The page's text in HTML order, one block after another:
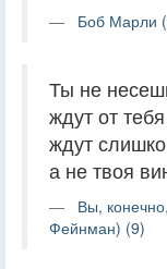
Боб Марли
Ты не
ждут от
ждут
а не твоя
Вы,
Фейнман) (9)